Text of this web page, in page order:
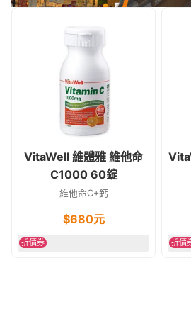
VitaWell 維體雅 維他命
C1000 60錠
維他命C+鈣
$680元
折價券 折價